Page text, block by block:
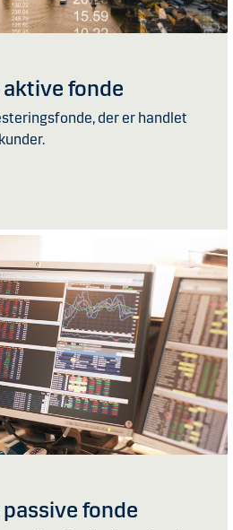
fonde
der er handlet
fonde